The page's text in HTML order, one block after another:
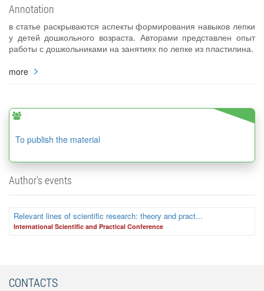
Annotation
в статье раскрываются аспекты формирования навыков лепки
у детей дошкольного возраста. Авторами представлен опыт
работы с дошкольниками на занятиях по лепке из пластилина.
more
To publish the material
Author's events
Relevant lines of scientific research: theory and pract...
International Scientific and Practical Conference
CONTACTS